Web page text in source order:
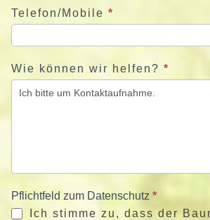
Telefon/Mobile *
Wie können wir helfen? *
Pflichtfeld zum Datenschutz *
Ich stimme zu, dass der